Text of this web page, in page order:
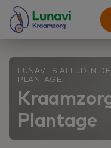
LUNAVI IS ALTIJD IN
PLANTAGE.
Plantage